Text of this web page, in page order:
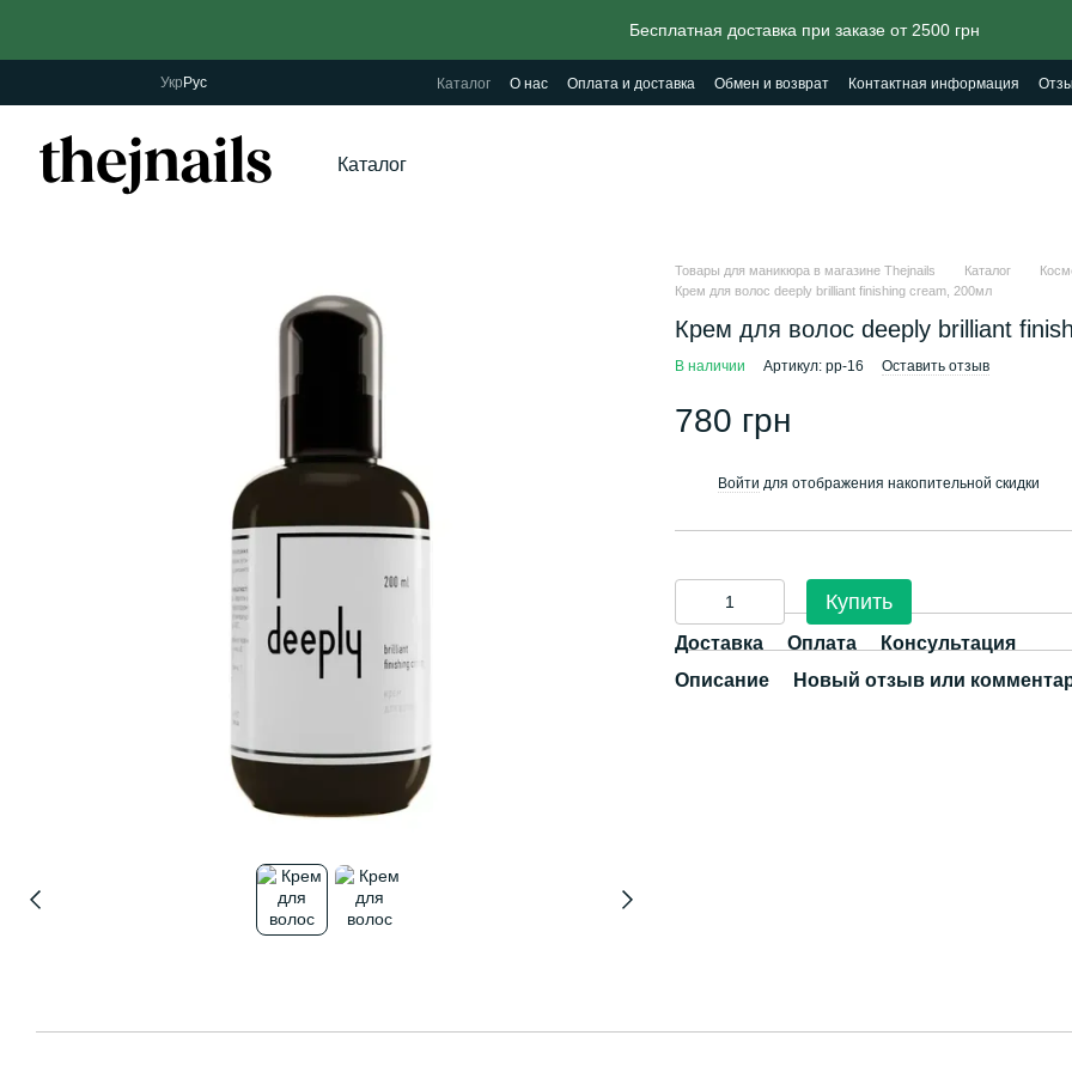
Бесплатная доставка при заказе от 2500 грн
Укр Рус Каталог О нас Оплата и доставка Обмен и возврат Контактная информация
Каталог
Товары для маникюра в магазине Thejnails Каталог
Крем для волос deeply brilliant finishing cream, 200мл
Крем для волос deeply brilliant
В наличии Артикул: pp-16 Оставить отзыв
780 грн
Войти для отображения накопительной скидки
Купить
Доставка Оплата
Консультация
Описание
Новый отзыв или